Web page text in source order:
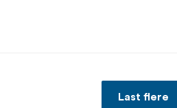
Last flere